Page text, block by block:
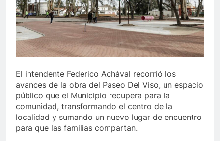
El intendente Federico Achával recorrió los
avances de la obra del Paseo Del Viso, un espacio
público que el Municipio recupera para la
comunidad, transformando el centro de la
localidad y sumando un nuevo lugar de encuentro
para que las familias compartan.